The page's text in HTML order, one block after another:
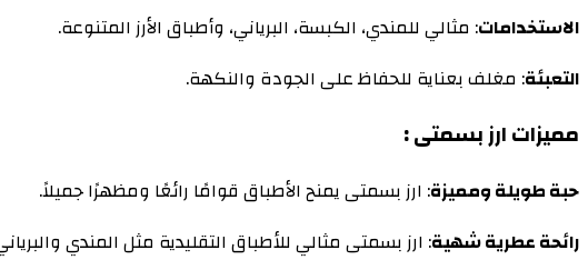
الاستخدامات: مثالي للمندي، الكبسة، البرياني، وأطباق الأرز المتنوعة.
التعبئة: مغلف بعناية للحفاظ على الجودة والنكهة.
مميزات ارز بسمتى :
حبة طويلة ومميزة: ارز بسمتى يمنح الأطباق قوامًا رائعًا ومظهرًا جميلاً.
رائحة عطرية شهية: ارز بسمتى مثالي للأطباق التقليدية مثل المندي